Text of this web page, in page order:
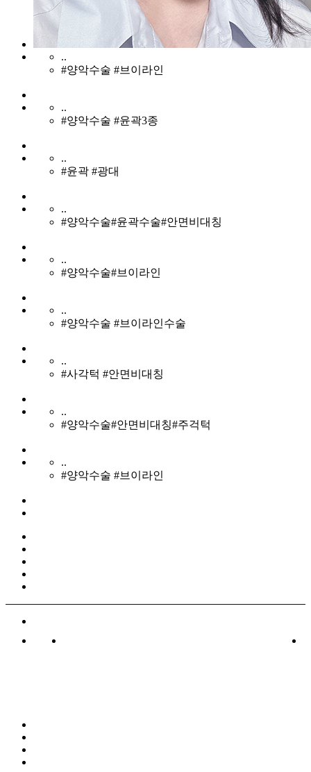
..
#양악수술 #브이라인
..
#양악수술 #윤곽3종
..
#윤곽 #광대
..
#양악수술#윤곽수술#안면비대칭
..
#양악수술#브이라인
..
#양악수술 #브이라인수술
..
#사각턱 #안면비대칭
..
#양악수술#안면비대칭#주걱턱
..
#양악수술 #브이라인